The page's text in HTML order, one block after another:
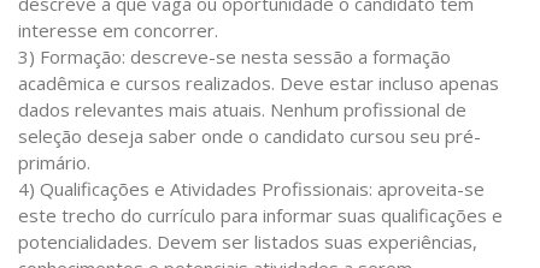
interesse em concorrer.
3) Formação: descreve-se nesta sessão a formação
acadêmica e cursos realizados. Deve estar incluso apenas
dados relevantes mais atuais. Nenhum profissional de
seleção deseja saber onde o candidato cursou seu pré-
primário.
4) Qualificações e Atividades Profissionais: aproveita-se
este trecho do currículo para informar suas qualificações e
potencialidades. Devem ser listados suas experiências,